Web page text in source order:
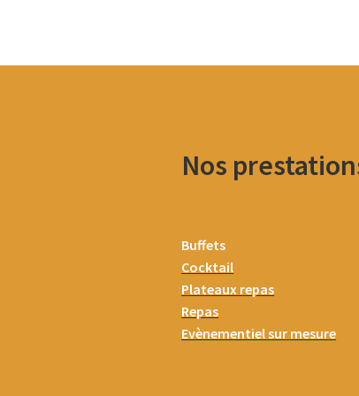
Nos
Buffets
Cocktail
Plateaux repas
Repas
Evènementiel sur mesure